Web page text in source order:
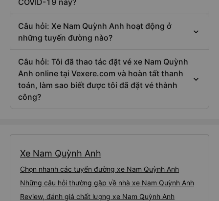
Câu hỏi: Xe Nam Quỳnh Anh hoạt động ở
những tuyến đường nào?
Câu hỏi: Tôi đã thao tác đặt vé xe Nam Quỳnh
Anh online tại Vexere.com và hoàn tất thanh
toán, làm sao biết được tôi đã đặt vé thành
công?
Xe Nam Quỳnh Anh
Chọn nhanh các tuyến đường xe Nam Quỳnh Anh
Những câu hỏi thường gặp về nhà xe Nam Quỳnh Anh
Review, đánh giá chất lượng xe Nam Quỳnh Anh